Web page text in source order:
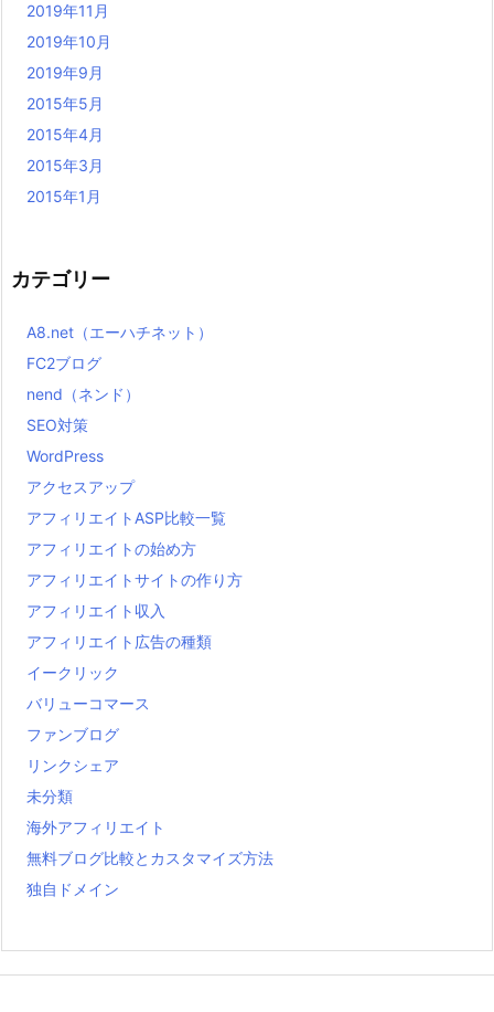
2019年11月
2019年10月
2019年9月
2015年5月
2015年4月
2015年3月
2015年1月
カテゴリー
A8.net（エーハチネット）
FC2ブログ
nend（ネンド）
SEO対策
WordPress
アクセスアップ
アフィリエイトASP比較一覧
アフィリエイトの始め方
アフィリエイトサイトの作り方
アフィリエイト収入
アフィリエイト広告の種類
イークリック
バリューコマース
ファンブログ
リンクシェア
未分類
海外アフィリエイト
無料ブログ比較とカスタマイズ方法
独自ドメイン